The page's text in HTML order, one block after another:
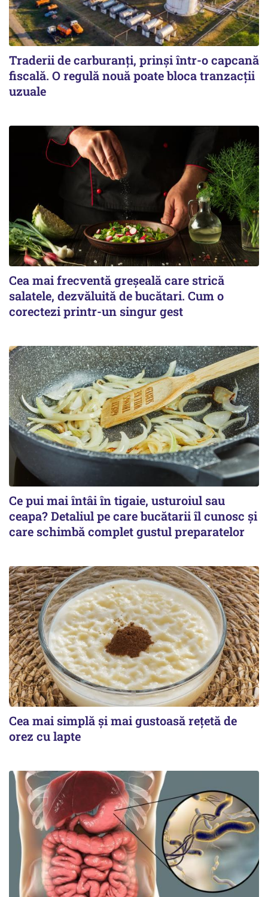
Traderii de carburanți, prinși într-o capcană
fiscală. O regulă nouă poate bloca tranzacții
uzuale
Cea mai frecventă greșeală care strică
salatele, dezvăluită de bucătari. Cum o
corectezi printr-un singur gest
Ce pui mai întâi în tigaie, usturoiul sau
ceapa? Detaliul pe care bucătarii îl cunosc și
care schimbă complet gustul preparatelor
Cea mai simplă și mai gustoasă rețetă de
orez cu lapte